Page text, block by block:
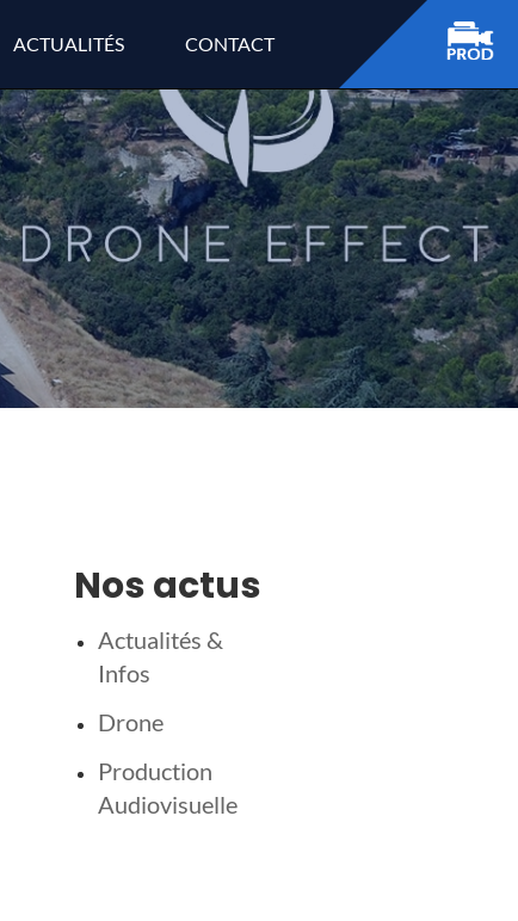
ACTUALITÉS CONTACT
Nos actus
Actualités &
Infos
Drone
Production
Audiovisuelle